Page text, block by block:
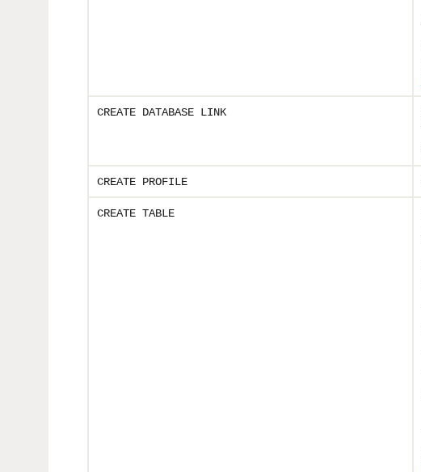
CREATE DATABASE LINK
CREATE PROFILE
CREATE TABLE